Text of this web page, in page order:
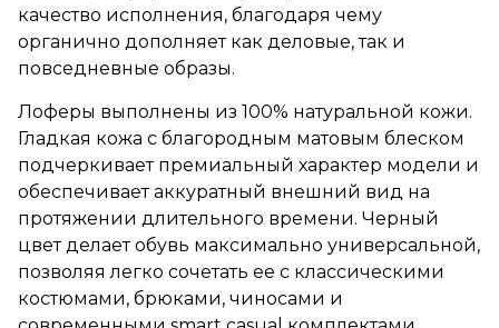
качество исполнения, благодаря чему
органично дополняет как деловые, так и
повседневные образы.
Лоферы выполнены из 100% натуральной кожи.
Гладкая кожа с благородным матовым блеском
подчеркивает премиальный характер модели и
обеспечивает аккуратный внешний вид на
протяжении длительного времени. Черный
цвет делает обувь максимально универсальной,
позволяя легко сочетать ее с классическими
костюмами, брюками, чиносами и